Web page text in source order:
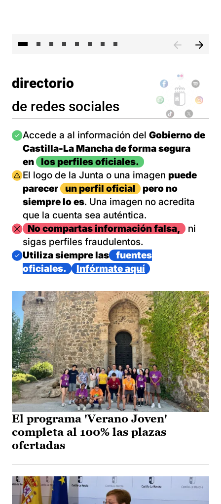
directorio
de redes sociales
Imagen
Accede a al información del Gobierno de
Castilla-La Mancha de forma segura
en
los perfiles oficiales.
Imagen
El logo de la Junta o una imagen puede
parecer
un perfil oficial
pero no
siempre lo es. Una imagen no acredita
que la cuenta sea auténtica.
ImagenNo compartas información falsa,
ni
sigas perfiles fraudulentos.
Imagen
Utiliza siempre las
fuentes
oficiales.
Infórmate aquí
El programa 'Verano Joven'
completa al 100% las plazas
ofertadas